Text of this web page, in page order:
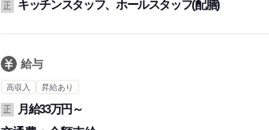
休憩は20時半～23時半の間に
正 キッチンスタッフ、ホールスタッフ(配膳)
給与
高収入 昇給あり
正
月給33万円～